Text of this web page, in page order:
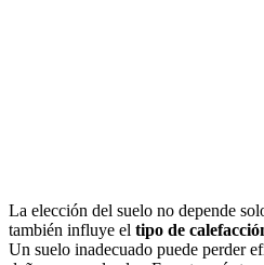
La elección del suelo no depende
también influye el tipo de
Un suelo inadecuado puede perder